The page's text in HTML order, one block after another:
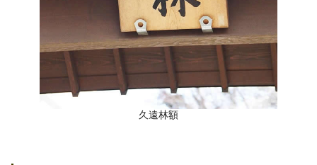
久遠林額